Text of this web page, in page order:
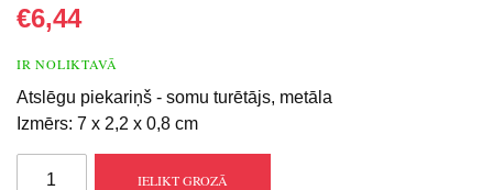
€6,44
IR NOLIKTAVĀ
Atslēgu piekariņš - somu turētājs, metāla
Izmērs: 7 x 2,2 x 0,8 cm
IELIKT GROZĀ